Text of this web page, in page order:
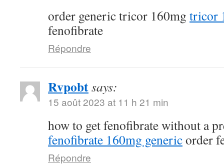
order generic tricor 160mg tricor
fenofibrate
Répondre
Rvpobtsays:
15 août 2023 at 11 h 21 min
how to get fenofibrate without a
fenofibrate 160mg genericorder
Répondre